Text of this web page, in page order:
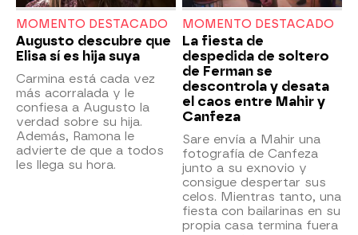
MOMENTO DESTACADO
Augusto descubre que
Elisa sí es hija suya
Carmina está cada vez
más acorralada y le
confiesa a Augusto la
verdad sobre su hija.
Además, Ramona le
advierte de que a todos
les llega su hora.
MOMENTO DESTACADO
La fiesta de
despedida de soltero
de Ferman se
descontrola y desata
el caos entre Mahir y
Canfeza
Sare envía a Mahir una
fotografía de Canfeza
junto a su exnovio y
consigue despertar sus
celos. Mientras tanto, una
fiesta con bailarinas en su
propia casa termina fuera